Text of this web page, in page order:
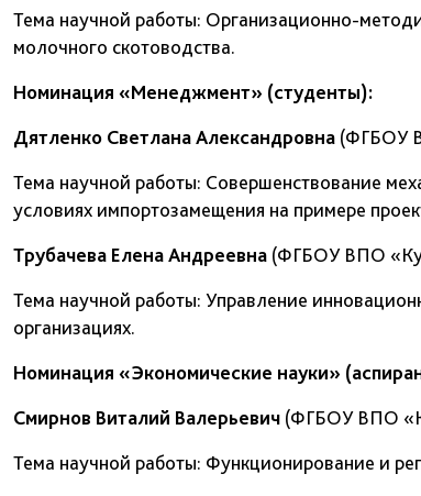
Тема научной работы: Организационно-
молочного скотоводства.
Номинация «Менеджмент» (студенты):
Дятленко Светлана Александровна (ФГБОУ
Тема научной работы: Совершенствование
условиях импортозамещения на примере
Трубачева Елена Андреевна (ФГБОУ ВПО
Тема научной работы: Управление
организациях.
Номинация «Экономические науки»
Смирнов Виталий Валерьевич (ФГБОУ ВПО
Тема научной работы: Функционирование и